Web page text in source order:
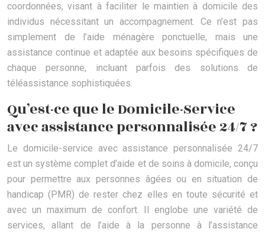
coordonnées, visant à faciliter le maintien à domicile des
individus nécessitant un accompagnement. Ce n’est pas
simplement de l’aide ménagère ponctuelle, mais une
assistance continue et adaptée aux besoins spécifiques de
chaque personne, incluant parfois des solutions de
téléassistance sophistiquées.
Qu’est-ce que le Domicile-Service
avec assistance personnalisée 24/7 ?
Le domicile-service avec assistance personnalisée 24/7
est un système complet d’aide et de soins à domicile, conçu
pour permettre aux personnes âgées ou en situation de
handicap (PMR) de rester chez elles en toute sécurité et
avec un maximum de confort. Il englobe une variété de
services, allant de l’aide à la personne à l’assistance